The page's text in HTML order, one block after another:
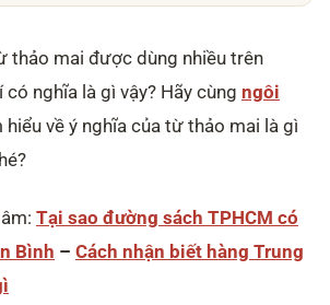
thảo mai được dùng nhiều trên
có nghĩa là gì vậy? Hãy cùng ngôi
hiểu về ý nghĩa của từ thảo mai là gì
Tại sao đường sách TPHCM có
Bình – Cách nhận biết hàng Trung